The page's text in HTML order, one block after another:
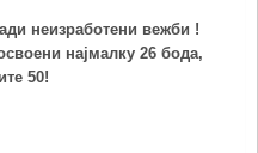
неизработени вежби !
најмалку 26 бода,
50!